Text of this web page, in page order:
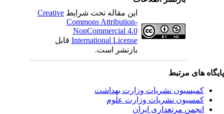
این مقاله تحت شرایط Creative
Commons Attribution-
NonCommercial 4.0
International Licenseقابل
وزارت بهداشت
وزارت علوم
ایران